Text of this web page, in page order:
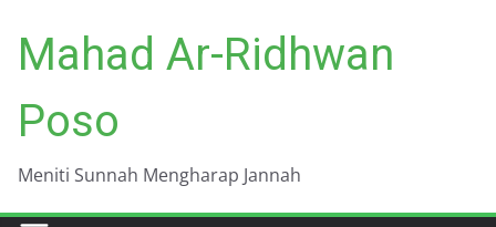
content
Mahad Ar-Ridhwan
Poso
Meniti Sunnah Mengharap Jannah